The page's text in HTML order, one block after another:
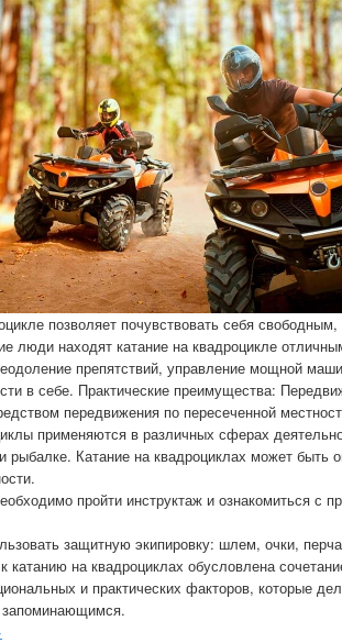
позволяет почувствовать себя
люди находят катание на квадроцикле
препятствий, управление мощной
в себе. Практические преимущества:
передвижения по пересеченной
применяются в различных сферах
рыбалке. Катание на квадроциклах может
пройти инструктаж и ознакомиться с
защитную экипировку: шлем, очки,
на квадроциклах обусловлена
и практических факторов, которые